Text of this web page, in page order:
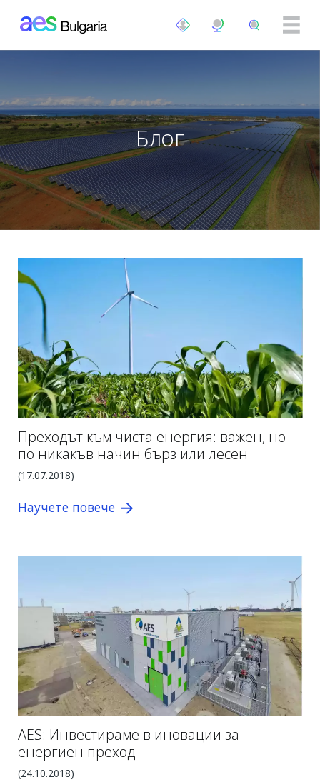
Блог
Преходът към чиста енергия: важен, но
по никакъв начин бърз или лесен
(17.07.2018)
Научете повече
AES: Инвестираме в иновации за
енергиен преход
(24.10.2018)